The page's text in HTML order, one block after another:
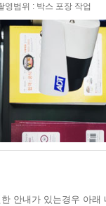
영범위 : 박스 포장 작업
안내가 있는경우 아